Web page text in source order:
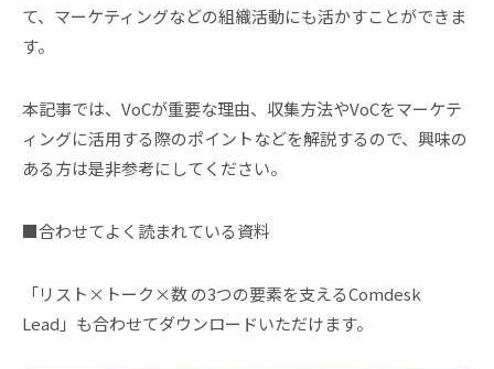
て、マーケティングなどの組織活動にも活かすことができま
す。
本記事では、VoCが重要な理由、収集方法やVoCをマーケテ
ィングに活用する際のポイントなどを解説するので、興味の
ある方は是非参考にしてください。
■合わせてよく読まれている資料
「リスト×トーク×数 の3つの要素を支えるComdesk
Lead」も合わせてダウンロードいただけます。